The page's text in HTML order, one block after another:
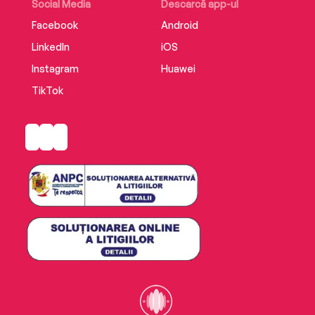
Social Media
Facebook
LinkedIn
Instagram
TikTok
Descarcă app-ul
Android
iOS
Huawei